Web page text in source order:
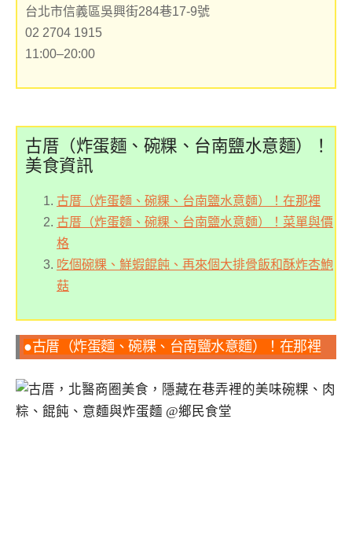
台北市信義區吳興街284巷17-9號
02 2704 1915
11:00–20:00
古厝（炸蛋麵、碗粿、台南鹽水意麵）！
美食資訊
古厝（炸蛋麵、碗粿、台南鹽水意麵）！在那裡
古厝（炸蛋麵、碗粿、台南鹽水意麵）！菜單與價
格
吃個碗粿、鮮蝦餛飩、再來個大排骨飯和酥炸杏鮑
菇
●古厝（炸蛋麵、碗粿、台南鹽水意麵）！在那裡